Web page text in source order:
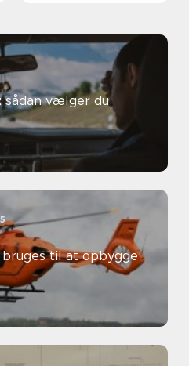
sådan vælger du
til at opbygge